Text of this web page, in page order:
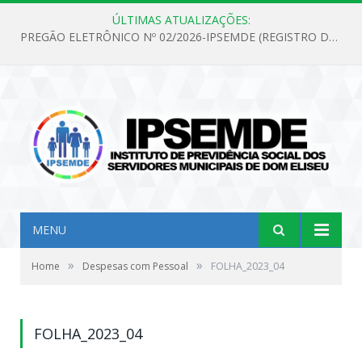
ÚLTIMAS ATUALIZAÇÕES:
PREGÃO ELETRÔNICO Nº 02/2026-IPSEMDE (REGISTRO DE PREÇOS PARA FUTURA E EVENTUAL AQUISIÇÃO DE MATERIAL DE LIMPEZA E GÊNEROS ALIMENTÍCIOS PARA ATENDER AS NECESSIDADES DO INSTITUTO DE PREVIDÊNCIA SOCIAL DOS SERVIDORES MUNICIPAIS DE DOM ELISEU.)
MENU
Home » Despesas com Pessoal » FOLHA_2023_04
FOLHA_2023_04